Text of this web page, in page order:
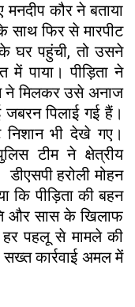
मनदीप कौर ने बताया
साथ फिर से मारपीट
घर पहुंची, तो उसने
में पाया। पीड़िता ने
ने मिलकर उसे अनाज
पिलाई गई हैं।
भी देखे गए।
टीम ने क्षेत्रीय
हरोली मोहन
कि पीड़िता की बहन
और सास के खिलाफ
हर पहलू से मामले की
कार्रवाई अमल में